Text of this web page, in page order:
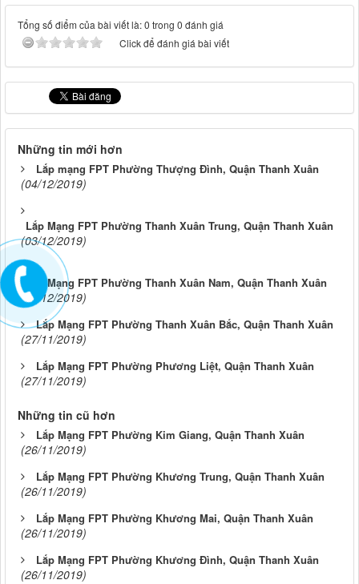
Tổng số điểm của bài viết là: 0 trong 0 đánh giá
Click để đánh giá bài viết
Những tin mới hơn
Lắp mạng FPT Phường Thượng Đình, Quận Thanh Xuân
(04/12/2019)
Lắp Mạng FPT Phường Thanh Xuân Trung, Quận Thanh Xuân
(03/12/2019)
Lắp Mạng FPT Phường Thanh Xuân Nam, Quận Thanh Xuân
(03/12/2019)
Lắp Mạng FPT Phường Thanh Xuân Bắc, Quận Thanh Xuân
(27/11/2019)
Lắp Mạng FPT Phường Phương Liệt, Quận Thanh Xuân
(27/11/2019)
Những tin cũ hơn
Lắp Mạng FPT Phường Kim Giang, Quận Thanh Xuân
(26/11/2019)
Lắp Mạng FPT Phường Khương Trung, Quận Thanh Xuân
(26/11/2019)
Lắp Mạng FPT Phường Khương Mai, Quận Thanh Xuân
(26/11/2019)
Lắp Mạng FPT Phường Khương Đình, Quận Thanh Xuân
(26/11/2019)